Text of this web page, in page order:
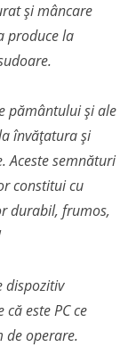
și mâncare
produce la
pământului și ale
învățatura și
Aceste semnături
constitui cu
durabil, frumos,
dispozitiv
este PC ce
de operare.